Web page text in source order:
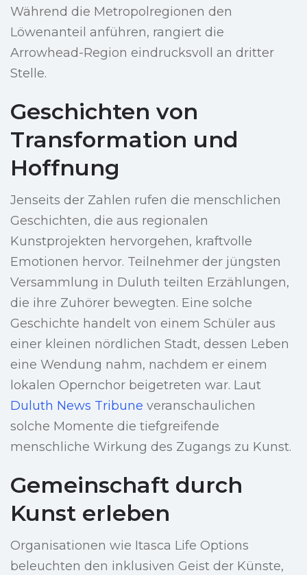
Während die Metropolregionen den
Löwenanteil anführen, rangiert die
Arrowhead-Region eindrucksvoll an dritter
Stelle.
Geschichten von
Transformation und
Hoffnung
Jenseits der Zahlen rufen die menschlichen
Geschichten, die aus regionalen
Kunstprojekten hervorgehen, kraftvolle
Emotionen hervor. Teilnehmer der jüngsten
Versammlung in Duluth teilten Erzählungen,
die ihre Zuhörer bewegten. Eine solche
Geschichte handelt von einem Schüler aus
einer kleinen nördlichen Stadt, dessen Leben
eine Wendung nahm, nachdem er einem
lokalen Opernchor beigetreten war. Laut
Duluth News Tribune veranschaulichen
solche Momente die tiefgreifende
menschliche Wirkung des Zugangs zu Kunst.
Gemeinschaft durch
Kunst erleben
Organisationen wie Itasca Life Options
beleuchten den inklusiven Geist der Künste,